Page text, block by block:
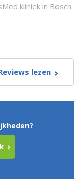
kliniek in Bosch
lezen